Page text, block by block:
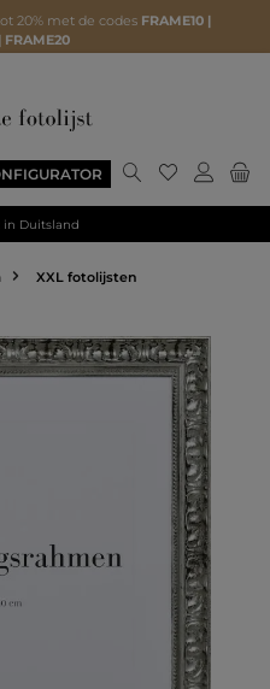
20% met de codes FRAME10 |
FRAME20
in Duitsland
XXL fotolijsten